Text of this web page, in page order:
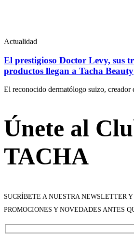
Actualidad
El prestigioso Doctor Levy, sus
productos llegan a Tacha Beauty
El reconocido dermatólogo suizo,
Únete al
TACHA
SUCRÍBETE A NUESTRA NEWSLETTER
PROMOCIONES Y NOVEDADES ANTES